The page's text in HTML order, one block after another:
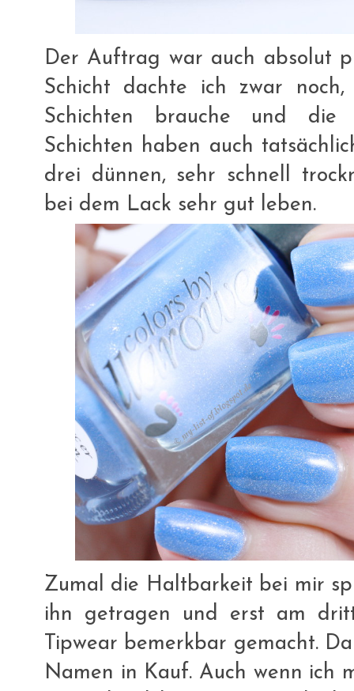
Der Auftrag war auch absolut
Schicht dachte ich zwar
Schichten brauche und die
Schichten haben auch
drei dünnen, sehr schnell
bei dem Lack sehr gut leben.
Zumal die Haltbarkeit bei mir
ihn getragen und erst am
Tipwear bemerkbar gemacht.
Namen in Kauf. Auch wenn ich